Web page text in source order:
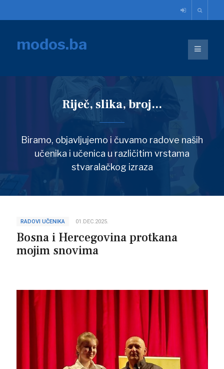
modos.ba
Riječ, slika, broj...
Biramo, objavljujemo i čuvamo radove naših
učenika i učenica u različitim vrstama
stvaralačkog izraza
RADOVI UČENIKA 01.DEC.2025.
Bosna i Hercegovina protkana
mojim snovima